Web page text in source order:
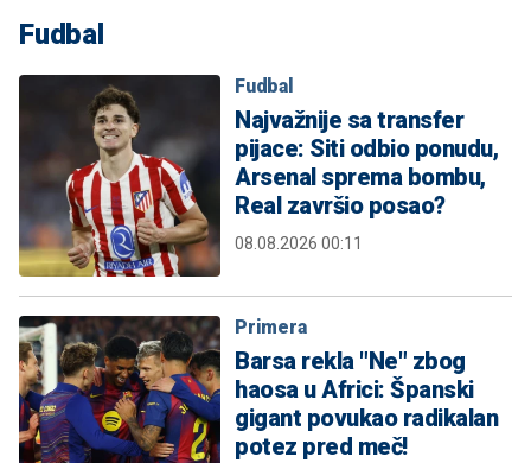
Fudbal
Fudbal
Najvažnije sa transfer
pijace: Siti odbio ponudu,
Arsenal sprema bombu,
Real završio posao?
08.08.2026 00:11
Primera
Barsa rekla "Ne" zbog
haosa u Africi: Španski
gigant povukao radikalan
potez pred meč!